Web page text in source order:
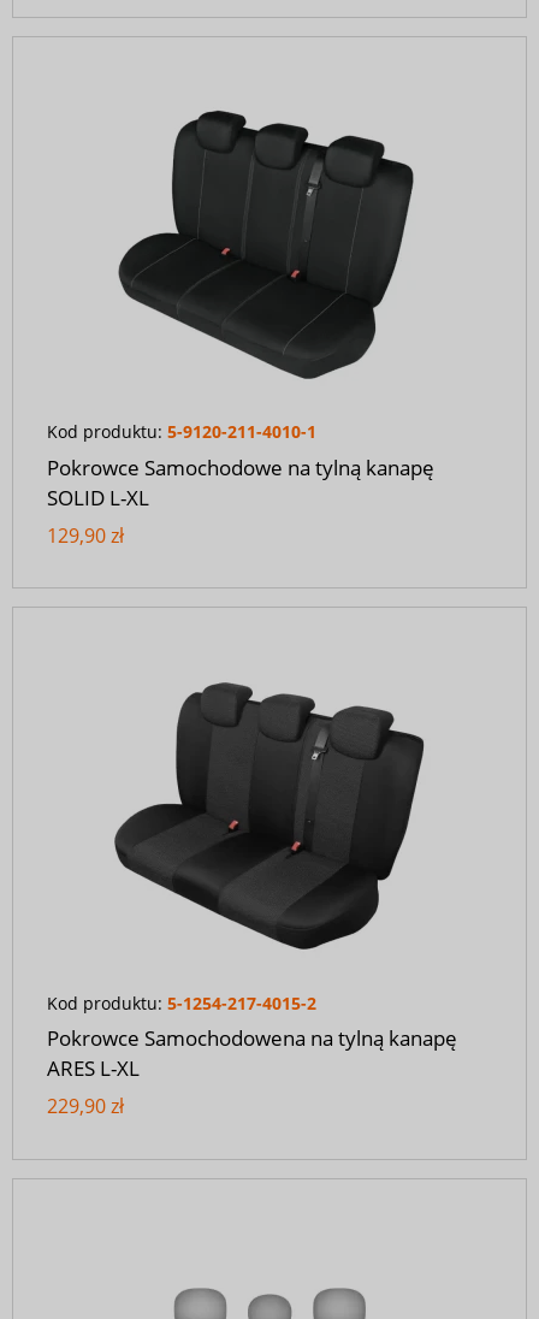
Kod produktu: 5-9120-211-4010-1
Pokrowce Samochodowe na tylną kanapę
SOLID L-XL
129,90 zł
Kod produktu: 5-1254-217-4015-2
Pokrowce Samochodowena na tylną kanapę
ARES L-XL
229,90 zł